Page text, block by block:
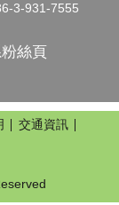
3-931-7555
絲頁
交通資訊